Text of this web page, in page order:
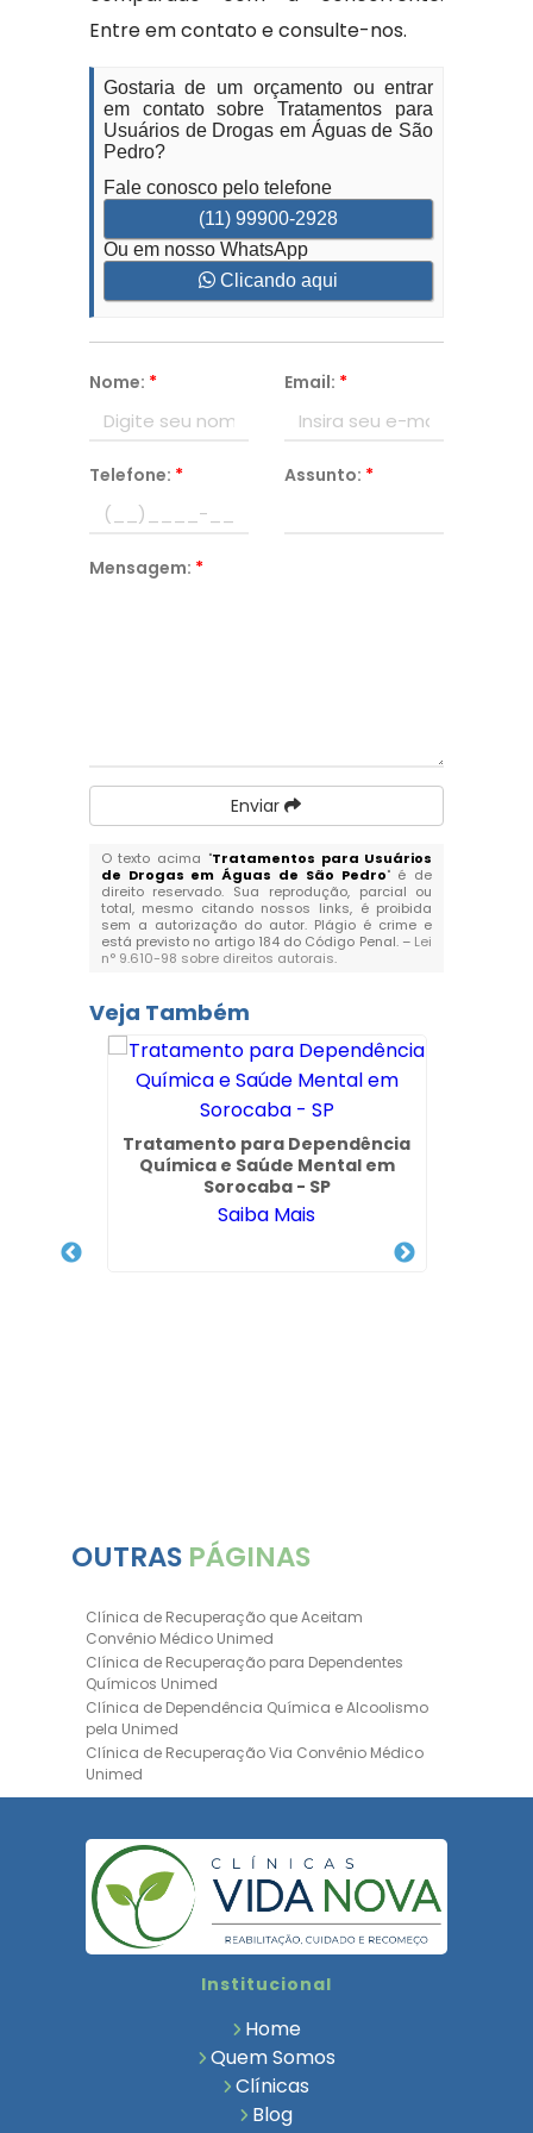
Entre em contato e consulte-nos.
Gostaria de um orçamento ou entrar
em contato sobre Tratamentos para
Usuários de Drogas em Águas de São
Pedro?
Fale conosco pelo telefone
(11) 99900-2928
Ou em nosso WhatsApp
Clicando aqui
Nome: * Email: *
Telefone: * Assunto: *
Mensagem: *
Enviar
O texto acima "Tratamentos para Usuários
de Drogas em Águas de São Pedro" é de
direito reservado. Sua reprodução, parcial ou
total, mesmo citando nossos links, é proibida
sem a autorização do autor. Plágio é crime e
está previsto no artigo 184 do Código Penal. – Lei
n° 9.610-98 sobre direitos autorais.
Veja Também
Tratamento para Dependência
Química e Saúde Mental em
Sorocaba - SP
Saiba Mais
OUTRAS PÁGINAS
Clínica de Recuperação que Aceitam
Convênio Médico Unimed
Clínica de Recuperação para Dependentes
Químicos Unimed
Clínica de Dependência Química e Alcoolismo
pela Unimed
Clínica de Recuperação Via Convênio Médico
Unimed
Clínica de Recuperação Convênio Bradesco
Bradesco Saúde
Hospital Psiquiátrico para Dependentes
Químicos Unimed
Internação Unimed para Dependentes
Químicos
Bradesco Saúde
Clinica de Recuperação de Dependentes
Tratamento para Dependência Química e
Institucional
Home
Quem Somos
Clínicas
Blog